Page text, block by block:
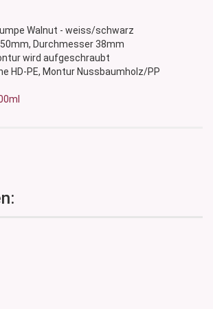
Walnut - weiss/schwarz
Durchmesser 38mm
wird aufgeschraubt
HD-PE, Montur Nussbaumholz/PP